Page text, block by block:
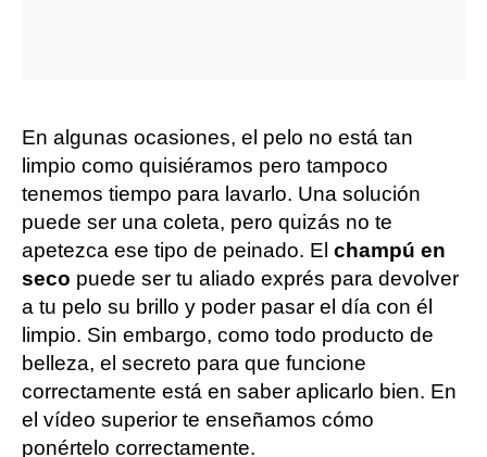
En algunas ocasiones, el pelo no está tan
limpio como quisiéramos pero tampoco
tenemos tiempo para lavarlo. Una solución
puede ser una coleta, pero quizás no te
apetezca ese tipo de peinado. El champú en
seco puede ser tu aliado exprés para devolver
a tu pelo su brillo y poder pasar el día con él
limpio. Sin embargo, como todo producto de
belleza, el secreto para que funcione
correctamente está en saber aplicarlo bien. En
el vídeo superior te enseñamos cómo
ponértelo correctamente.